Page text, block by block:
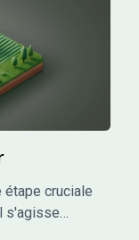
cruciale
s'agisse